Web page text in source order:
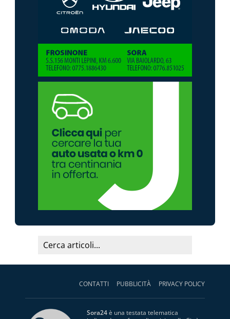
CONTATTI PUBBLICITÀ PRIVACY POLICY
Sora24è una testata telematica